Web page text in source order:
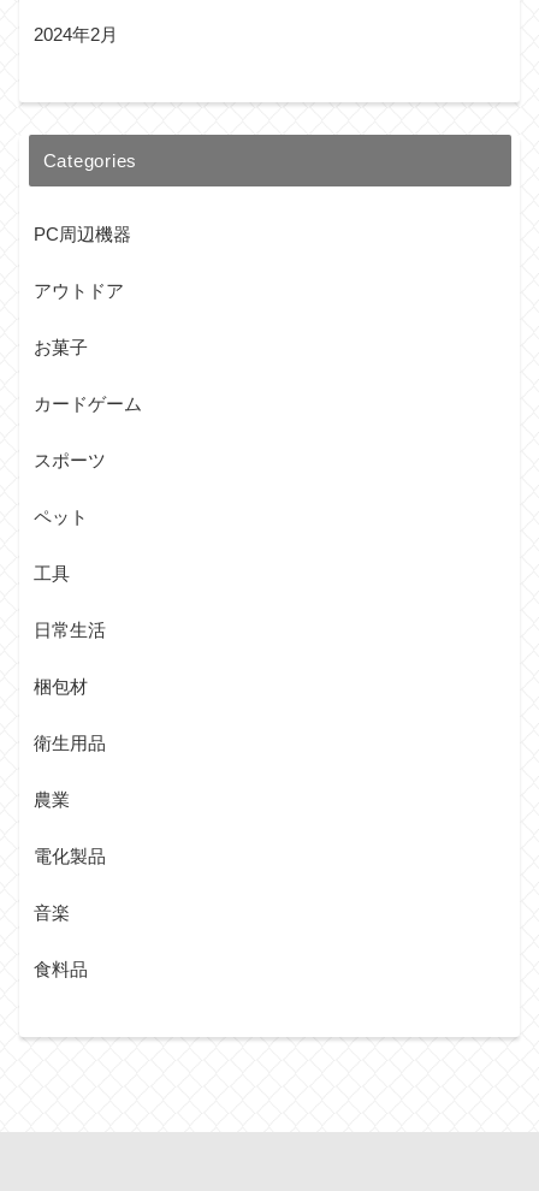
2024年2月
Categories
PC周辺機器
アウトドア
お菓子
カードゲーム
スポーツ
ペット
工具
日常生活
梱包材
衛生用品
農業
電化製品
音楽
食料品